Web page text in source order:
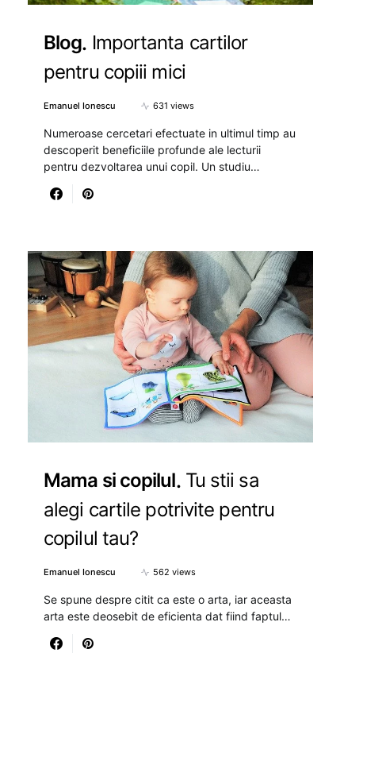
Blog Importanta cartilor
pentru copiii mici
Emanuel Ionescu 631 views
Numeroase cercetari efectuate in ultimul timp au
descoperit beneficiile profunde ale lecturii
pentru dezvoltarea unui copil. Un studiu…
Mama si copilul Tu stii sa
alegi cartile potrivite pentru
copilul tau?
Emanuel Ionescu 562 views
Se spune despre citit ca este o arta, iar aceasta
arta este deosebit de eficienta dat fiind faptul…